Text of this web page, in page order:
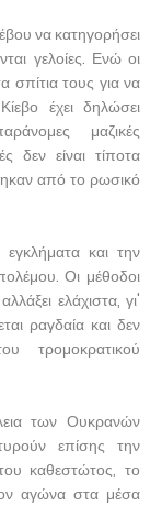
να κατηγορήσει
γελοίες. Ενώ οι
τους για να
έχει δηλώσει
μαζικές
δεν είναι τίποτα
από το ρωσικό
και την
Οι μέθοδοι
ελάχιστα, γι'
ραγδαία και δεν
τρομοκρατικού
των Ουκρανών
επίσης την
καθεστώτος, το
αγώνα στα μέσα